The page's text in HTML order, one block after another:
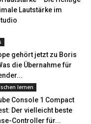
Lautstärke im
gehört jetzt zu Boris
die Übernahme für
lernen
Console 1 Compact
Der vielleicht beste
Controller für...